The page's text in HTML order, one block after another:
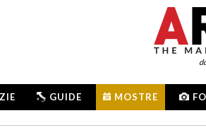
GUIDE MOSTRE